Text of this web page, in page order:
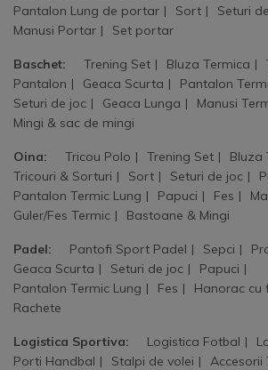
Pantalon Lung de portar
Sort
Seturi
Manusi Portar
Set portar
Baschet: Trening Set Bluza Termica
Pantalon
Geaca Scurta
Pantalon
Seturi de joc
Geaca Lunga
Manusi
Mingi & sac de mingi
Oina: Tricou Polo Trening Set
Bluza
Tricouri & Sorturi
Sort Seturi de joc
Pantalon Termic Lung
Papuci Fes
Guler/Fes Termic
Bastoane & Mingi
Padel: Pantofi Sport Padel Sepci
Geaca Scurta
Seturi de joc
Papuci
Pantalon Termic Lung
Fes
Hanorac cu
Rachete
Logistica Sportiva: Logistica Fotbal
Porti Handbal
Stalpi de volei
Accesorii